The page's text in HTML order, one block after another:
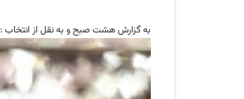
به گزارش هشت صبح و به نقل از انتخاب :